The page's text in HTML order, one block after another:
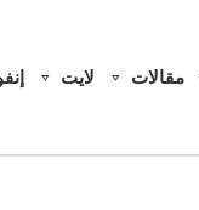
مقالات لايت